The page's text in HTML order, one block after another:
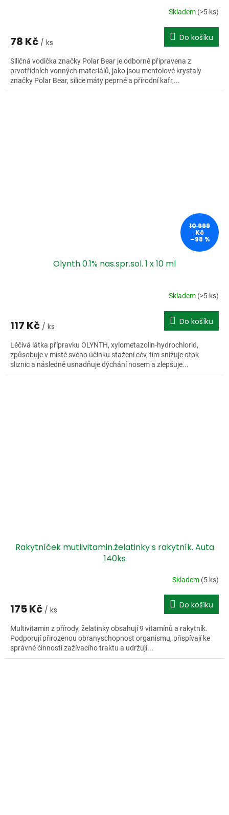
Skladem (>5 ks)
78 Kč / ks Do košíku
Siličná vodička značky Polar Bear je odborně připravena z
prvotřídních vonných materiálů, jako jsou mentolové krystaly
značky Polar Bear, silice máty peprné a přírodní kafr,...
10 999
Kč
–98 %
Olynth 0.1% nas.spr.sol. 1 x 10 ml
Skladem (>5 ks)
117 Kč / ks Do košíku
Léčivá látka přípravku OLYNTH, xylometazolin-hydrochlorid,
způsobuje v místě svého účinku stažení cév, tím snižuje otok
sliznic a následně usnadňuje dýchání nosem a zlepšuje...
Rakytníček mutlivitamin.želatinky s rakytník. Auta
140ks
Skladem (5 ks)
175 Kč / ks Do košíku
Multivitamin z přírody, želatinky obsahují 9 vitamínů a rakytník.
Podporují přirozenou obranyschopnost organismu, přispívají ke
správné činnosti zažívacího traktu a udržují...